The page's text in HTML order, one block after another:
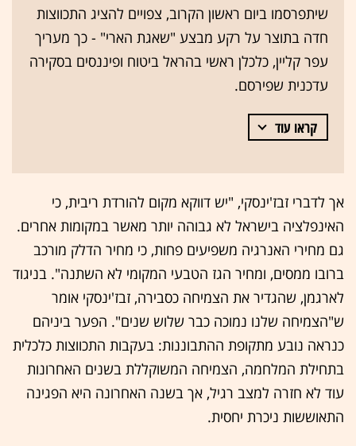
שיתפרסמו ביום ראשון הקרוב, צפויים להציג התכווצות
חדה בתוצר על רקע מבצע "שאגת הארי" - כך מעריך
עפר קליין, כלכלן ראשי בהראל ביטוח ופיננסים בסקירה
עדכנית שפירסם.
קראו עוד
אך לדברי זבז'ינסקי, "יש דווקא מקום להורדת ריבית, כי
האינפלציה בישראל לא גבוהה יותר מאשר במקומות אחרים.
גם מחירי האנרגיה משפיעים פחות, כי מחיר הדלק מורכב
ברובו ממסים, ומחיר הגז הטבעי המקומי לא השתנה". בניגוד
לארגמן, שהגדיר את הצמיחה כסבירה, זבז'ינסקי אומר
ש"הצמיחה שלנו נמוכה כבר שלוש שנים". הפער ביניהם
כנראה נובע מתקופת ההתבוננות: בעקבות התכווצות כלכלית
בתחילת המלחמה, הצמיחה המשוקללת בשנים האחרונות
עוד לא חזרה למצב רגיל, אך בשנה האחרונה היא הפגינה
התאוששות ניכרת יחסית.